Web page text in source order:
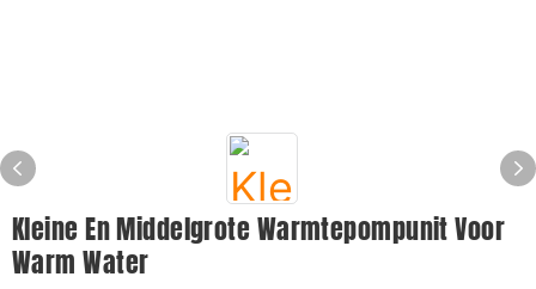
Kleine En Middelgrote Warmtepompunit Voor
Warm Water